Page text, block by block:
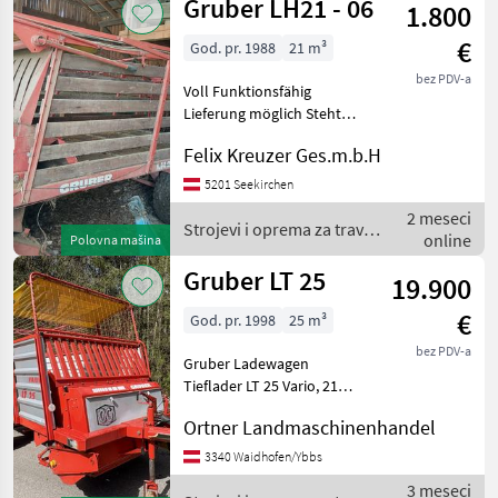
Polovna mašina
Gruber LH21 - 06
1.800
€
bez PDV-a
God. pr. 1988 21 m³
Voll Funktionsfähig
Lieferung möglich Steht
Fragen bitte Anrufen
Stražnji poklopac, Grubi
pod Strojevi i oprema za
travu i baliranje Samout
Felix Kreuzer Ges.m.b.H
5201 Seekirchen
Strojevi i oprema za travu i
baliranje / Gruber
2 meseci
online
Gruber LT 25
19.900
€
bez PDV-a
God. pr. 1998 25 m³
Gruber Ladewagen
Tieflader LT 25 Vario, 21
Kratzboden hydraulisch,
Korböffnung hydraulisch,
Knickdeichsel, Bereifung
Ortner Landmaschinenhandel
3340 Waidhofen/Ybbs
3 meseci